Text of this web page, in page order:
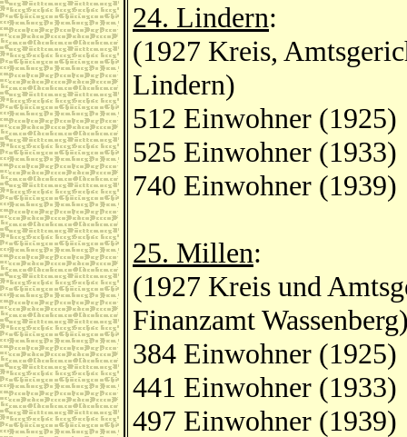
24. Lindern:
(1927 Kreis,
Lindern)
512 Einwohner (1925)
525 Einwohner (1933)
740 Einwohner (1939)
25. Millen:
(1927 Kreis und
Finanzamt
384 Einwohner (1925)
441 Einwohner (1933)
497 Einwohner (1939)